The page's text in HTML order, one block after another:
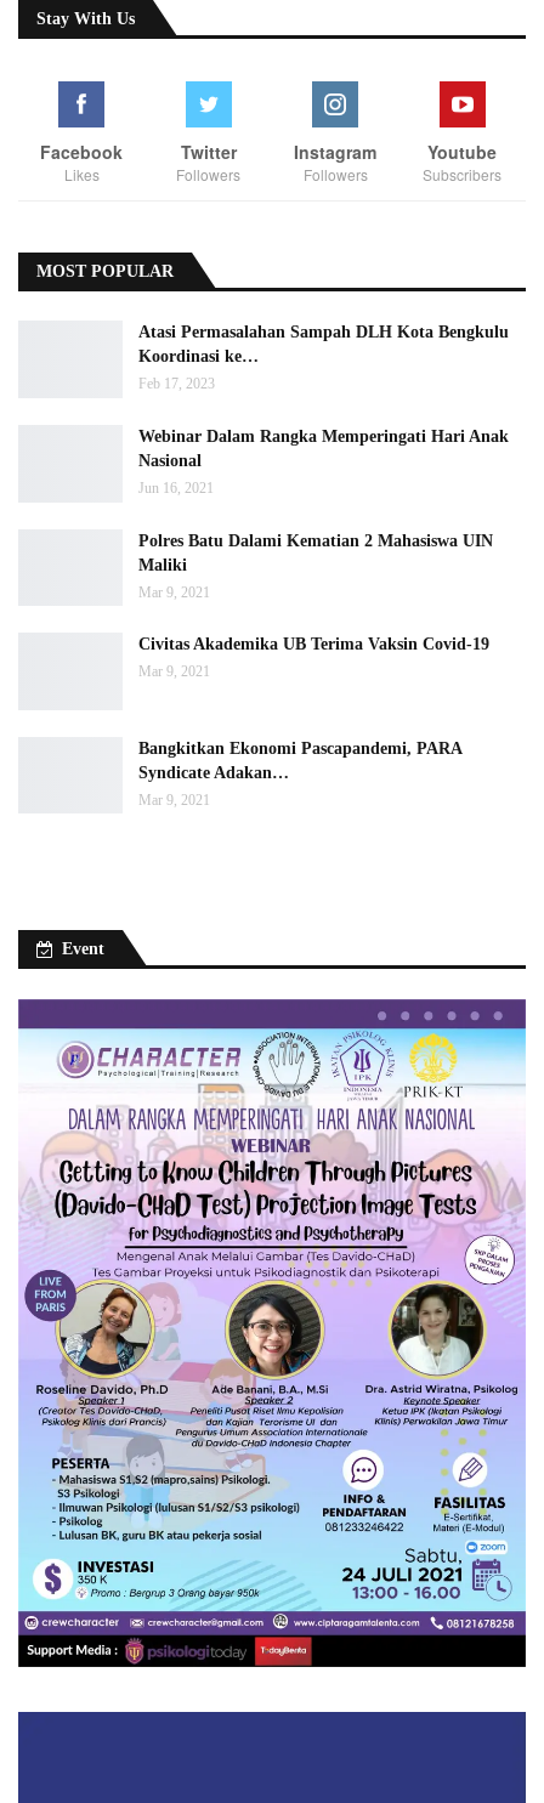
Stay With Us
Facebook
Likes
Twitter
Followers
Instagram
Followers
Youtube
Subscribers
MOST POPULAR
Atasi Permasalahan Sampah DLH Kota Bengkulu
Koordinasi ke…
Feb 17, 2023
Webinar Dalam Rangka Memperingati Hari Anak
Nasional
Jun 16, 2021
Polres Batu Dalami Kematian 2 Mahasiswa UIN
Maliki
Mar 9, 2021
Civitas Akademika UB Terima Vaksin Covid-19
Mar 9, 2021
Bangkitkan Ekonomi Pascapandemi, PARA
Syndicate Adakan…
Mar 9, 2021
Event